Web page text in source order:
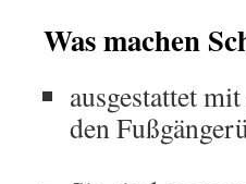
Was machen
ausgestattet
den